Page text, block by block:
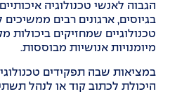
הגבוה לאנשי טכנולוגיה
בגיוסים, ארגונים רבים
טכנולוגיים שמחזיקים ביכולות
מיומנויות אנושיות מבוססות.
במציאות שבה תפקידים
היכולת לכתוב קוד או לנהל